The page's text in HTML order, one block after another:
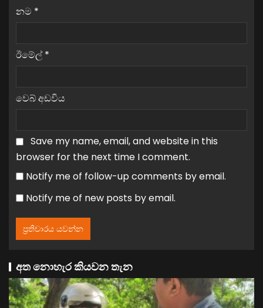
නම *
ඊමේල් *
වෙබ් අඩවිය
Save my name, email, and website in this
browser for the next time I comment.
Notify me of follow-up comments by email.
Notify me of new posts by email.
අත නොහැර කියවන තැන